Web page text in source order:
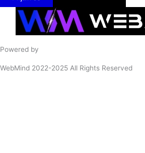
Powered by
WebMind 2022-2025 All Rights Reserved